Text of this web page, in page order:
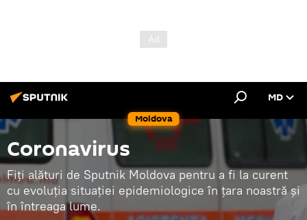
Moldova
MD
Coronavirus
Fiți alături de Sputnik Moldova pentru a fi la curent
cu evoluția situației epidemiologice în țara noastră și
în întreaga lume.